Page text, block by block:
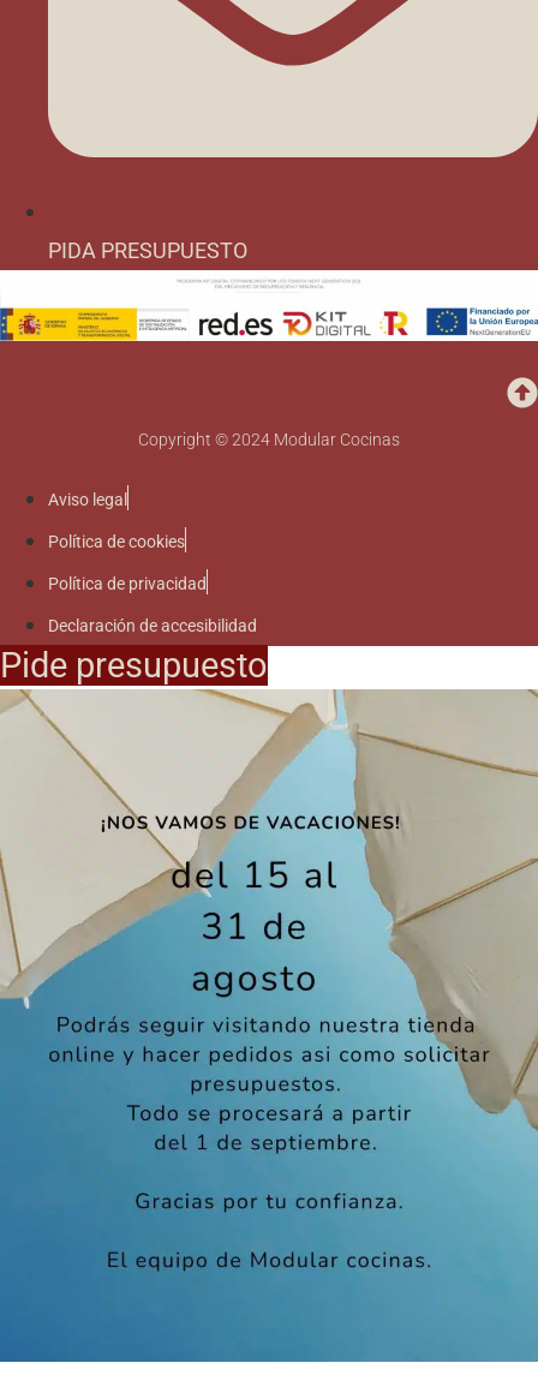
PIDA PRESUPUESTO
Copyright © 2024 Modular Cocinas
Aviso legal
Política de cookies
Política de privacidad
Declaración de accesibilidad
Pide presupuesto